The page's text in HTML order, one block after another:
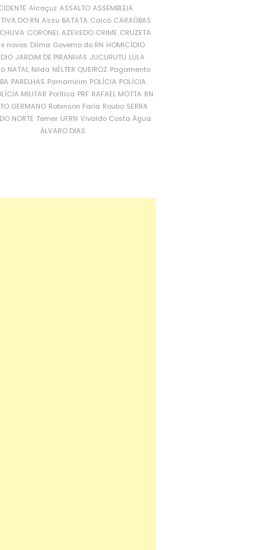
Alcaçuz ASSALTO ASSEMBLEIA
DO RN Assu BATATA Caicó CARAÚBAS
CORONEL AZEVEDO CRIME CRUZETA
novos Dilma Governo do RN HOMICÍDIO
JARDIM DE PIRANHAS JUCURUTU LULA
NATAL Nilda NÉLTER QUEIROZ Pagamento
PARELHAS Parnamirim POLÍCIA POLÍCIA
MILITAR Política PRF RAFAEL MOTTA RN
GERMANO Robinson Faria Roubo SERRA
NORTE Temer UFRN Vivaldo Costa Água
ÁLVARO DIAS